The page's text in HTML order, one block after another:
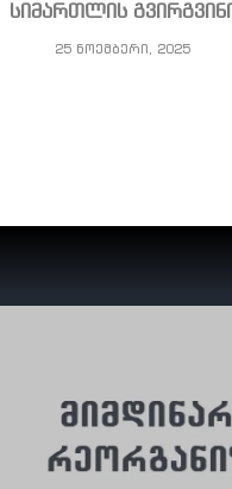
სიმართლის გვირგვინი
25 ნოემბერი, 2025